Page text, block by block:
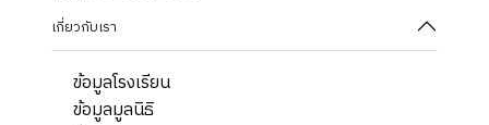
เกี่ยวกับเรา
ข้อมูลโรงเรียน
ข้อมูลมูลนิธิ